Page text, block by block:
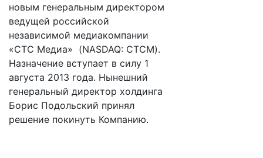
новым генеральным директором
ведущей российской
независимой медиакомпании
«СТС Медиа» (NASDAQ: CTCM).
Назначение вступает в силу 1
августа 2013 года. Нынешний
генеральный директор холдинга
Борис Подольский принял
решение покинуть Компанию.